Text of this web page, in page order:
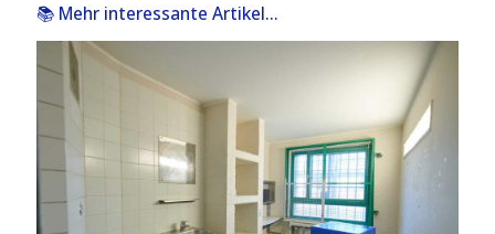
📚 Mehr interessante Artikel...